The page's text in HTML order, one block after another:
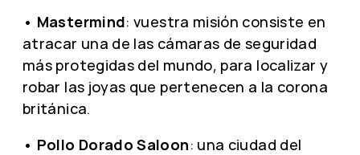
• Mastermind: vuestra misión consiste en
atracar una de las cámaras de seguridad
más protegidas del mundo, para localizar y
robar las joyas que pertenecen a la corona
británica.
• Pollo Dorado Saloon: una ciudad del